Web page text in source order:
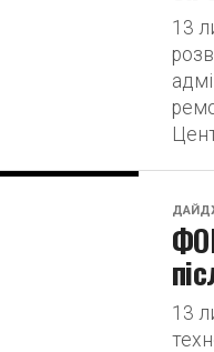
13
13